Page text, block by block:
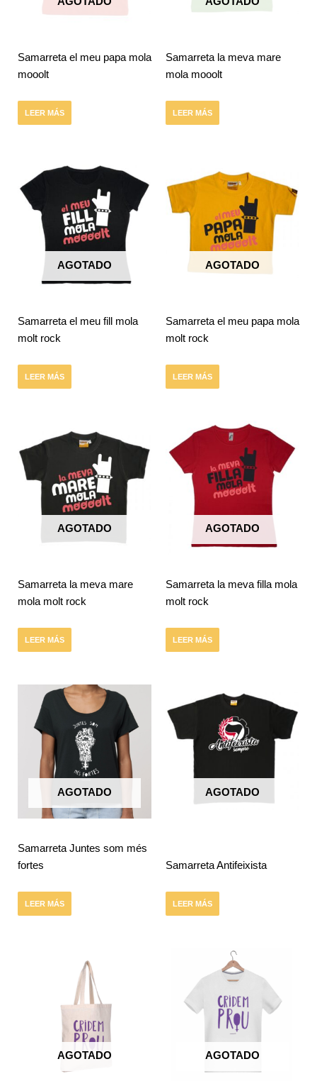
Samarreta el meu papa mola
mooolt
LEER MÁS
Samarreta la meva mare
mola mooolt
LEER MÁS
AGOTADO
Samarreta el meu fill mola
molt rock
LEER MÁS
AGOTADO
Samarreta el meu papa mola
molt rock
LEER MÁS
AGOTADO
Samarreta la meva mare
mola molt rock
LEER MÁS
AGOTADO
Samarreta la meva filla mola
molt rock
LEER MÁS
AGOTADO
Samarreta Juntes som més
fortes
LEER MÁS
AGOTADO
Samarreta Antifeixista
LEER MÁS
AGOTADO AGOTADO